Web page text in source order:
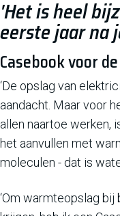
'Het is heel
eerste jaar na
Casebook voor
‘De opslag van
aandacht. Maar voor
allen naartoe werken,
het aanvullen met
moleculen - dat is
‘Om warmteopslag